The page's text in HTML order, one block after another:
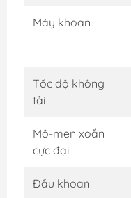
Máy khoan
Tốc độ không
tải
Mô-men xoắn
cực đại
Đầu khoan